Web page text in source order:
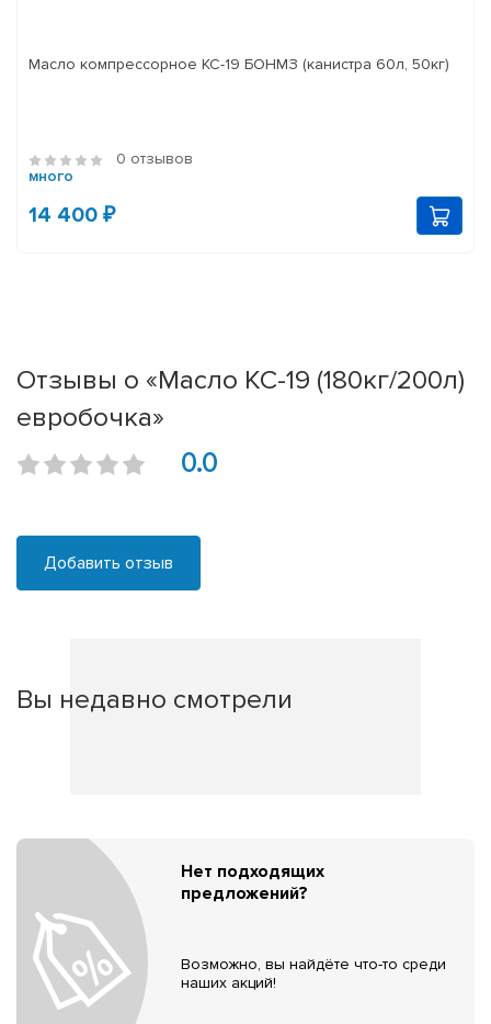
Масло компрессорное КС-19 БОНМЗ (канистра 60л, 50кг)
0 отзывов
много
14 400 ₽
Отзывы о «Масло КС-19 (180кг/200л)
евробочка»
0.0
Добавить отзыв
Вы недавно смотрели
Нет подходящих
предложений?
Возможно, вы найдёте что-то среди
наших акций!